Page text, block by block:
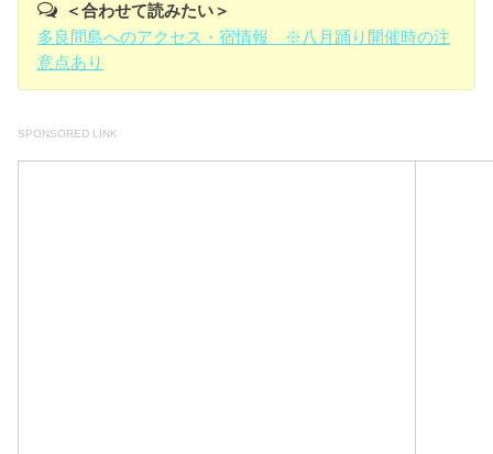
＜合わせて読みたい＞
多良間島へのアクセス・宿情報 ※八月踊り開催時の注
意点あり
SPONSORED LINK